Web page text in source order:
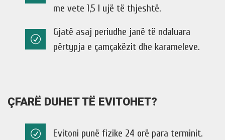
me vete 1,5 l ujë të thjeshtë.
Gjatë asaj periudhe janë të ndaluara
përtypja e çamçakëzit dhe karameleve.
ÇFARË DUHET TË EVITOHET?
Evitoni punë fizike 24 orë para terminit.